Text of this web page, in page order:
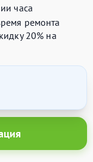
часа
ремонта
20% на